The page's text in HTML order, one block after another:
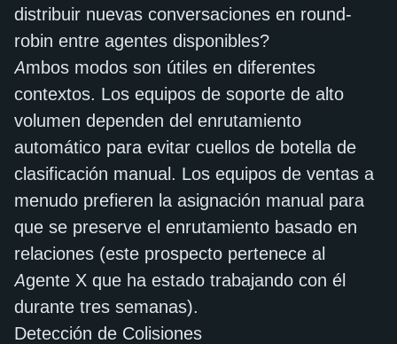
distribuir nuevas conversaciones en round-
robin entre agentes disponibles?
Ambos modos son útiles en diferentes
contextos. Los equipos de soporte de alto
volumen dependen del enrutamiento
automático para evitar cuellos de botella de
clasificación manual. Los equipos de ventas a
menudo prefieren la asignación manual para
que se preserve el enrutamiento basado en
relaciones (este prospecto pertenece al
Agente X que ha estado trabajando con él
durante tres semanas).
Detección de Colisiones